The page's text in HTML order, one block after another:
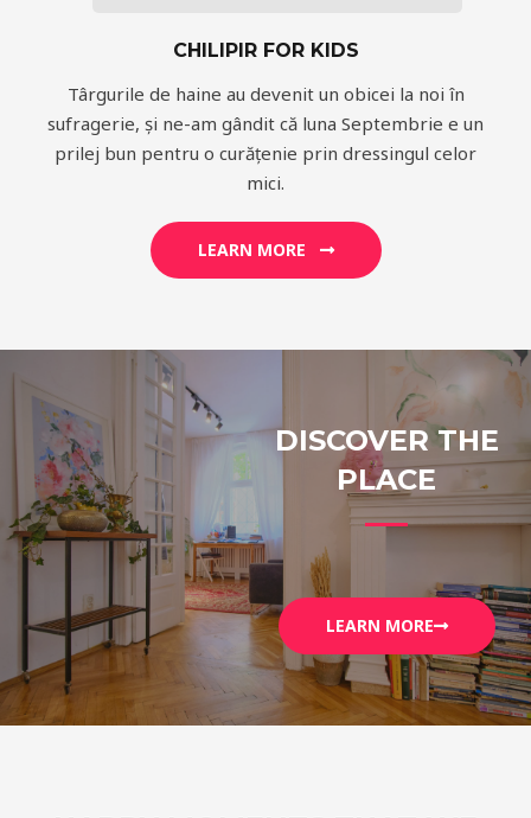
CHILIPIR FOR KIDS
Târgurile de haine au devenit un obicei la noi în
sufragerie, și ne-am gândit că luna Septembrie e un
prilej bun pentru o curățenie prin dressingul celor
mici.
LEARN MORE
DISCOVER THE
PLACE
LEARN MORE